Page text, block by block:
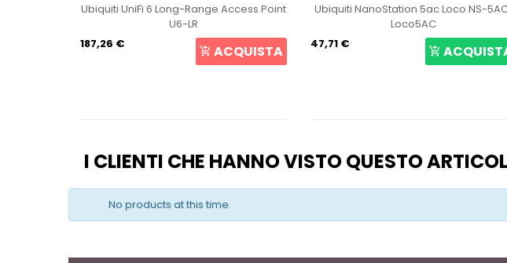
Ubiquiti UniFi 6 Long-Range Access Point
U6-LR
187,26 €
ACQUISTA
Ubiquiti NanoStation 5ac Loco NS-
Loco5AC
47,71 €
I CLIENTI CHE HANNO VISTO QUESTO
No products at this time.